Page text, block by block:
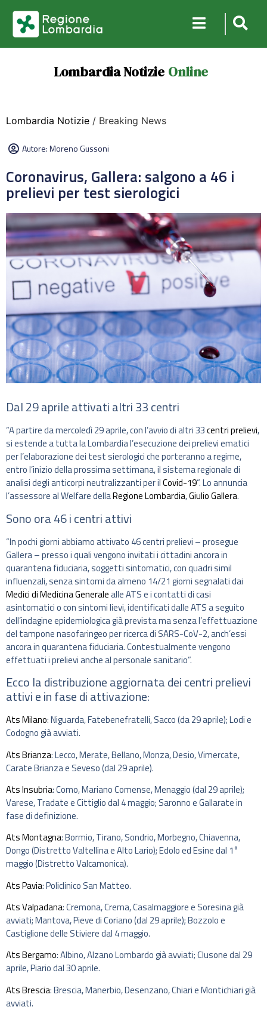
Lombardia Notizie Online
Lombardia Notizie / Breaking News
Autore:Moreno Gussoni
Coronavirus, Gallera: salgono a 46 i
prelievi per test sierologici
Dal 29 aprile attivati altri 33 centri
“A partire da mercoledì 29 aprile, con l’avvio di altri 33centri prelievi,
si estende a tutta la Lombardia l’esecuzione dei prelievi ematici
per l’elaborazione dei test sierologici che porteranno a regime,
entro l’inizio della prossima settimana, il sistema regionale di
analisi degli anticorpi neutralizzanti per ilCovid-19“. Lo annuncia
l’assessore al Welfare dellaRegione Lombardia,Giulio Gallera.
Sono ora 46 i centri attivi
“In pochi giorni abbiamo attivato 46 centri prelievi – prosegue
Gallera – presso i quali vengono invitati i cittadini ancora in
quarantena fiduciaria, soggetti sintomatici, con quadri simil
influenzali, senza sintomi da almeno 14/21 giorni segnalati dai
Medici di Medicina Generalealle ATS e i contatti di casi
asintomatici o con sintomi lievi, identificati dalle ATS a seguito
dell’indagine epidemiologica già prevista ma senza l’effettuazione
del tampone nasofaringeo per ricerca di SARS-CoV-2, anch’essi
ancora in quarantena fiduciaria. Contestualmente vengono
effettuati i prelievi anche al personale sanitario”.
Ecco la distribuzione aggiornata dei centri prelievi
attivi e in fase di attivazione:
Ats Milano: Niguarda, Fatebenefratelli, Sacco (da 29 aprile); Lodi e
Codogno già avviati.
Ats Brianza: Lecco, Merate, Bellano, Monza, Desio, Vimercate,
Carate Brianza e Seveso (dal 29 aprile).
Ats Insubria: Como, Mariano Comense, Menaggio (dal 29 aprile);
Varese, Tradate e Cittiglio dal 4 maggio; Saronno e Gallarate in
fase di definizione.
Ats Montagna: Bormio, Tirano, Sondrio, Morbegno, Chiavenna,
Dongo (Distretto Valtellina e Alto Lario); Edolo ed Esine dal 1°
maggio (Distretto Valcamonica).
Ats Pavia: Policlinico San Matteo.
Ats Valpadana: Cremona, Crema, Casalmaggiore e Soresina già
avviati; Mantova, Pieve di Coriano (dal 29 aprile); Bozzolo e
Castiglione delle Stiviere dal 4 maggio.
Ats Bergamo: Albino, Alzano Lombardo già avviati; Clusone dal 29
aprile, Piario dal 30 aprile.
Ats Brescia: Brescia, Manerbio, Desenzano, Chiari e Montichiari già
avviati.